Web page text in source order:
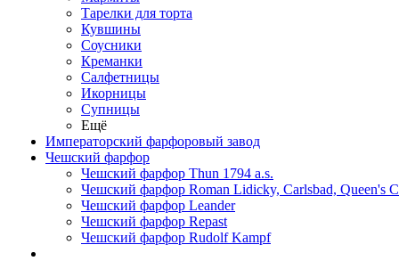
Тарелки для торта
Кувшины
Соусники
Креманки
Салфетницы
Икорницы
Супницы
Ещё
Императорский фарфоровый завод
Чешский фарфор
Чешский фарфор Thun 1794 a.s.
Чешский фарфор Roman Lidicky, Carlsbad, Queen's
Чешский фарфор Leander
Чешский фарфор Repast
Чешский фарфор Rudolf Kampf